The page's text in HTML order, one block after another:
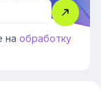
на обработку